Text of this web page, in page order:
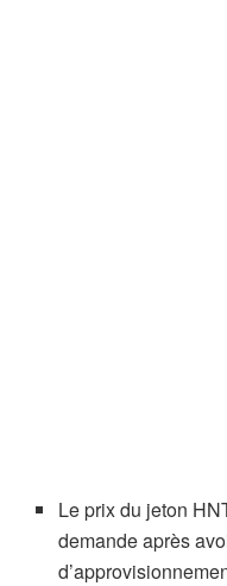
Le prix du jeton
demande après